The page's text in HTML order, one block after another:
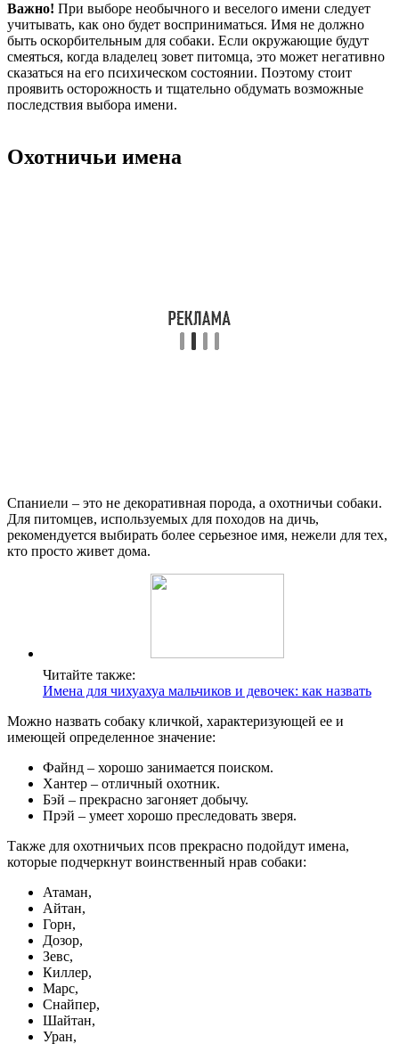
Важно! При выборе необычного и веселого имени следует
учитывать, как оно будет восприниматься. Имя не должно
быть оскорбительным для собаки. Если окружающие будут
смеяться, когда владелец зовет питомца, это может негативно
сказаться на его психическом состоянии. Поэтому стоит
проявить осторожность и тщательно обдумать возможные
последствия выбора имени.
Охотничьи имена
Спаниели – это не декоративная порода, а охотничьи собаки.
Для питомцев, используемых для походов на дичь,
рекомендуется выбирать более серьезное имя, нежели для тех,
кто просто живет дома.
Читайте также:
Имена для чихуахуа мальчиков и девочек: как назвать
Можно назвать собаку кличкой, характеризующей ее и
имеющей определенное значение:
Файнд – хорошо занимается поиском.
Хантер – отличный охотник.
Бэй – прекрасно загоняет добычу.
Прэй – умеет хорошо преследовать зверя.
Также для охотничьих псов прекрасно подойдут имена,
которые подчеркнут воинственный нрав собаки:
Атаман,
Айтан,
Горн,
Дозор,
Зевс,
Киллер,
Марс,
Снайпер,
Шайтан,
Уран,